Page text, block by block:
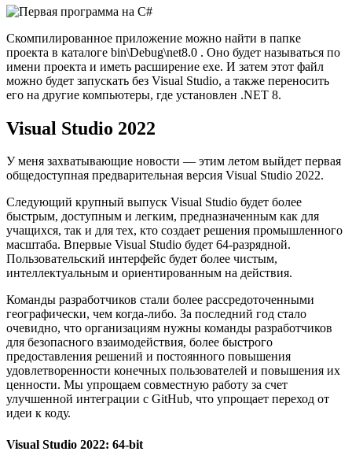
Скомпилированное приложение можно найти в папке
проекта в каталоге bin\Debug\net8.0 . Оно будет называться по
имени проекта и иметь расширение exe. И затем этот файл
можно будет запускать без Visual Studio, а также переносить
его на другие компьютеры, где установлен .NET 8.
Visual Studio 2022
У меня захватывающие новости — этим летом выйдет первая
общедоступная предварительная версия Visual Studio 2022.
Следующий крупный выпуск Visual Studio будет более
быстрым, доступным и легким, предназначенным как для
учащихся, так и для тех, кто создает решения промышленного
масштаба. Впервые Visual Studio будет 64-разрядной.
Пользовательский интерфейс будет более чистым,
интеллектуальным и ориентированным на действия.
Команды разработчиков стали более рассредоточенными
географически, чем когда-либо. За последний год стало
очевидно, что организациям нужны команды разработчиков
для безопасного взаимодействия, более быстрого
предоставления решений и постоянного повышения
удовлетворенности конечных пользователей и повышения их
ценности. Мы упрощаем совместную работу за счет
улучшенной интеграции с GitHub, что упрощает переход от
идеи к коду.
Visual Studio 2022: 64-bit